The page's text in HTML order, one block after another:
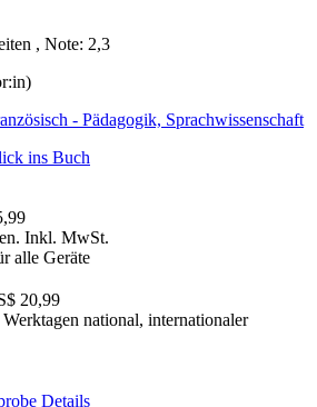
, Note: 2,3
- Pädagogik, Sprachwissenschaft
ins Buch
Inkl. MwSt.
alle Geräte
20,99
national, internationaler
Details